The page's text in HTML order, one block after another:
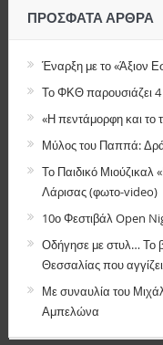
ΠΡΌΣΦΑΤΑ ΆΡΘΡΑ
Έναρξη με το «Άξιον
Το ΦΚΘ παρουσιάζει
«Η πεντάμορφη και
Μύλος του Παππά:
Το Παιδικό Μιούζικαλ
Λάρισας (φωτο-video)
10ο Φεστιβάλ Open
Οδήγησε με στυλ… Το
Θεσσαλίας που
Με συναυλία του
Αμπελώνα